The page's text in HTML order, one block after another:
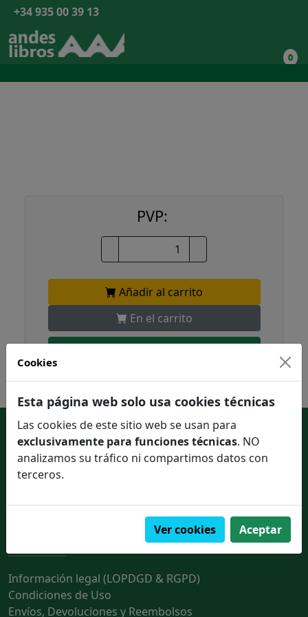
+34 935 00 39 13
0
PVP:
Añadir al carrito
En el carrito
Enlaces de interés
Contactar con nosotros
Información legal (LOPDGD & RGPD)
Condiciones de Uso
Envíos, Devoluciones y Reembolsos
Cookies
Esta página web solo usa cookies técnicas
Las cookies de este sitio web se usan para
exclusivamente para funciones técnicas. NO
analizamos su tráfico ni compartimos datos con
terceros.
Ver cookies Aceptar